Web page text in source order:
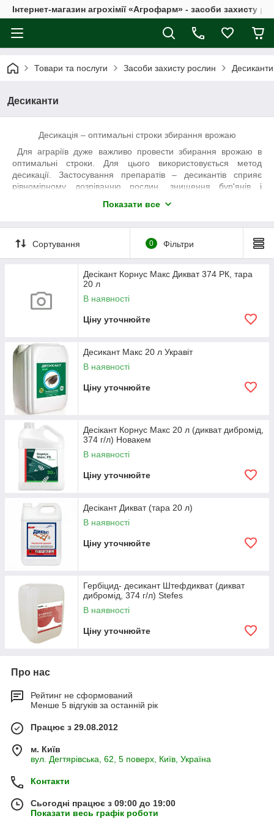
Інтернет-магазин агрохімії «Агрофарм» - засоби захисту
Товари та послуги Засоби захисту рослин Десиканти
Десиканти
Десикація – оптимальні строки збирання врожаю
Для аграріїв дуже важливо провести збирання врожаю в
оптимальні строки. Для цього використовується метод
десикації. Застосування препаратів – десикантів сприяє
рівномірному дозріванню рослин, знищення бур'янів і
продукції та її зберігання.Десикація застосовується для
бобових; конюшини, люцерни, льону і ін.
і
технічних культур. Результати проведення даного методу:
проведення сушіння зерна (економія коштів очевидна), а
також збільшення олійності та якості продукції.
Показати все
Сортування 0 Фільтри
Десікант Корнус Макс Дикват 374 РК, тара
20 л
В наявності
Ціну уточнюйте
Десикант Макс 20 л Укравіт
В наявності
Ціну уточнюйте
Десікант Корнус Макс 20 л (дикват дибромід,
374 г/л) Новакем
В наявності
Ціну уточнюйте
Десікант Дикват (тара 20 л)
В наявності
Ціну уточнюйте
Гербіцид- десикант Штефдикват (дикват
дибромід, 374 г/л) Stefes
В наявності
Ціну уточнюйте
Про нас
Рейтинг не сформований
Менше 5 відгуків за останній рік
Працює з 29.08.2012
м. Київ
вул. Дегтярівська, 62, 5 поверх, Київ, Україна
Контакти
Сьогодні працює з 09:00 до 19:00
Показати весь графік роботи